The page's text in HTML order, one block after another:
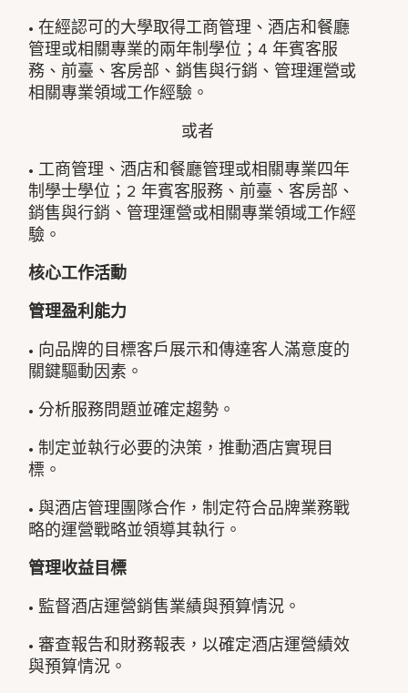
• 在經認可的大學取得工商管理、酒店和餐廳
管理或相關專業的兩年制學位；4 年賓客服
務、前臺、客房部、銷售與行銷、管理運營或
相關專業領域工作經驗。
或者
• 工商管理、酒店和餐廳管理或相關專業四年
制學士學位；2 年賓客服務、前臺、客房部、
銷售與行銷、管理運營或相關專業領域工作經
驗。
核心工作活動
管理盈利能力
• 向品牌的目標客戶展示和傳達客人滿意度的
關鍵驅動因素。
• 分析服務問題並確定趨勢。
• 制定並執行必要的決策，推動酒店實現目
標。
• 與酒店管理團隊合作，制定符合品牌業務戰
略的運營戰略並領導其執行。
管理收益目標
• 監督酒店運營銷售業績與預算情況。
• 審查報告和財務報表，以確定酒店運營績效
與預算情況。